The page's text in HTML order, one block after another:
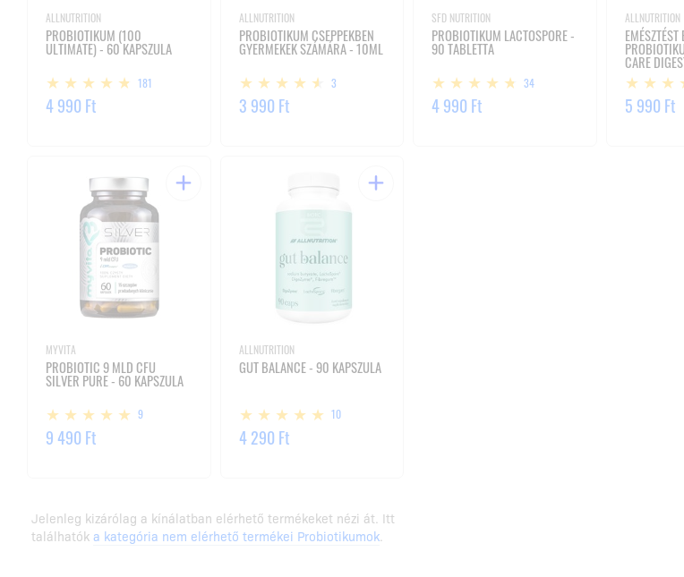
ALLNUTRITION
PROBIOTIKUM (100
ULTIMATE) - 60 KAPSZULA
181
4 990 Ft
ALLNUTRITION
PROBIOTIKUM CSEPPEKBEN
GYERMEKEK SZÁMÁRA - 10ML
3
3 990 Ft
SFD NUTRITION
PROBIOTIKUM LACTOSPORE -
90 TABLETTA
34
4 990 Ft
ALLNUTRITION
EMÉSZTÉST
CARE
VEGA
5 990 Ft
MYVITA
PROBIOTIC 9 MLD CFU
SILVER PURE - 60 KAPSZULA
9
9 490 Ft
ALLNUTRITION
GUT BALANCE - 90 KAPSZULA
10
4 290 Ft
Jelenleg kizárólag a kínálatban elérhető termékeket nézi át. Itt
találhatók a kategória nem elérhető termékei Probiotikumok